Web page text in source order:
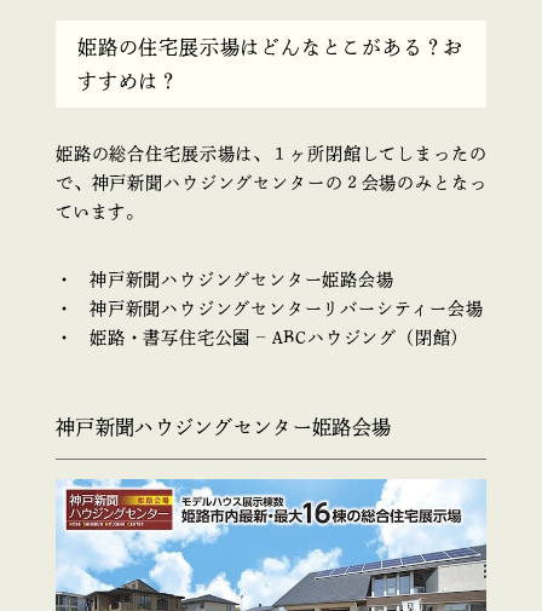
姫路の住宅展示場はどんなとこがある？お
すすめは？
姫路の総合住宅展示場は、１ヶ所閉館してしまったの
で、神戸新聞ハウジングセンターの２会場のみとなっ
ています。
神戸新聞ハウジングセンター姫路会場
神戸新聞ハウジングセンターリバーシティー会場
姫路・書写住宅公園 – ABCハウジング（閉館）
神戸新聞ハウジングセンター姫路会場